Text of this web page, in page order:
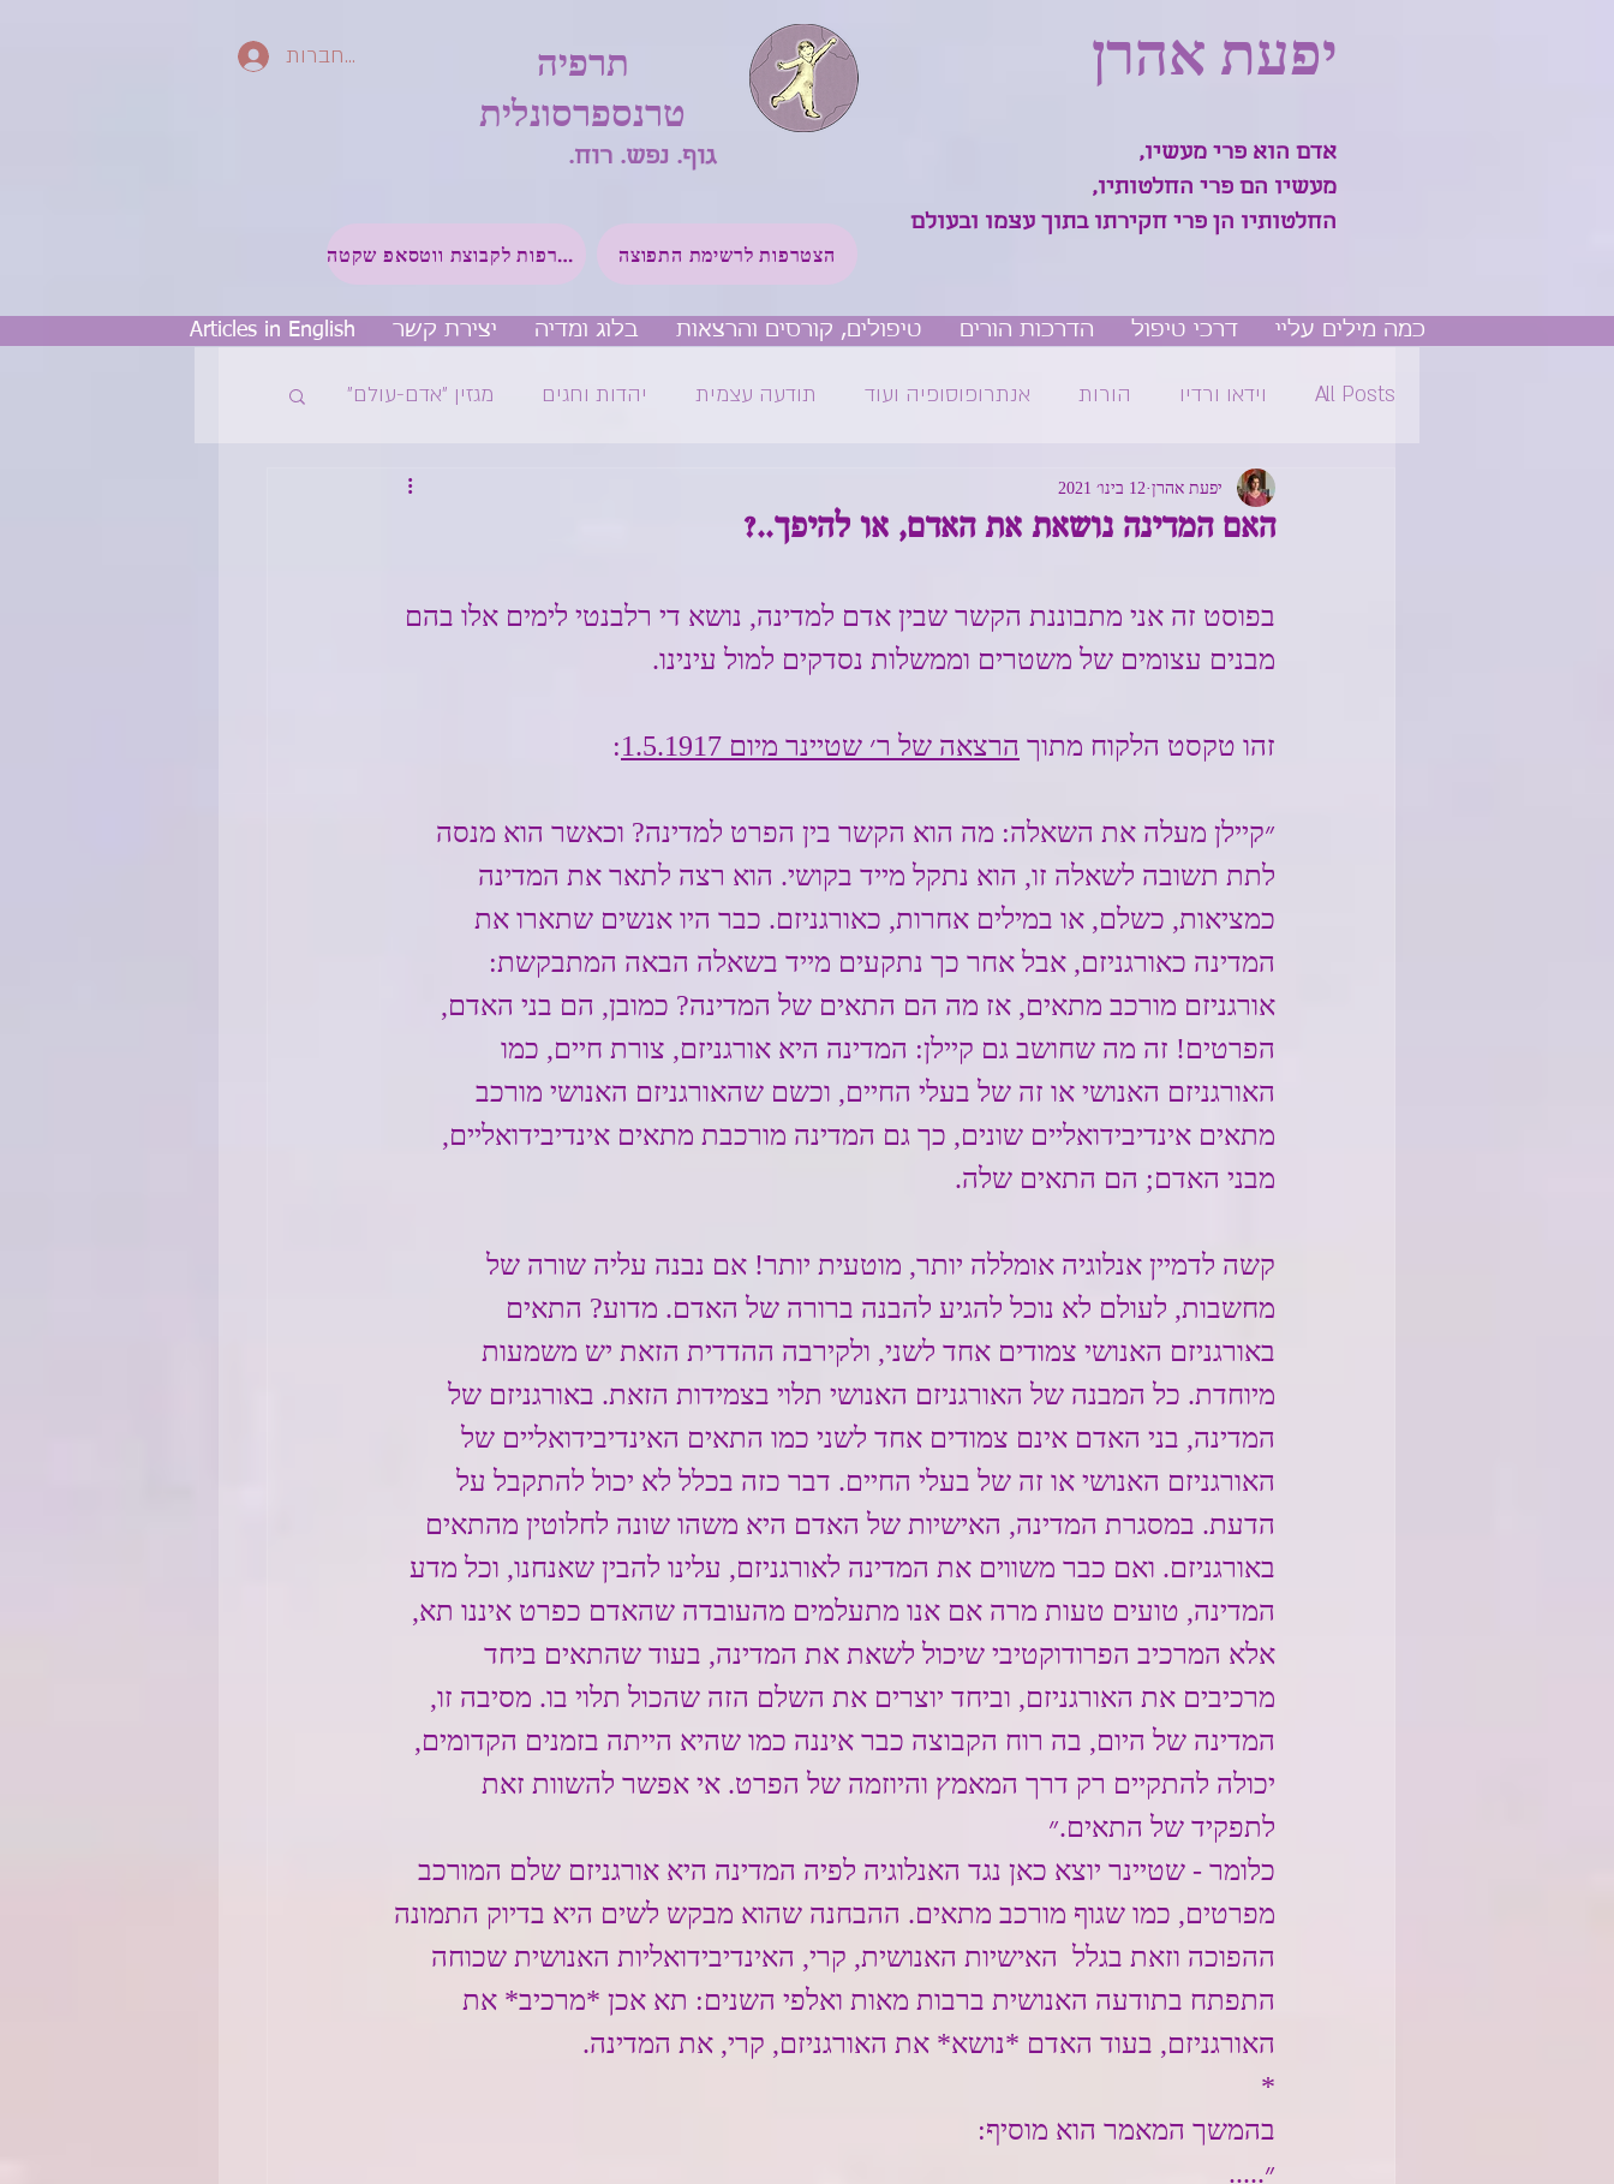
להתחברות
תרפיה
טרנספרסונלית
גוף. נפש. רוח.
הצטרפות לקבוצת ווטסאפ שקטה הצטרפות לרשימת התפוצה
יפעת אהרן
אדם הוא פרי מעשיו,
מעשיו הם פרי החלטותיו,
החלטותיו הן פרי חקירתו בתוך עצמו ובעולם
כמה מילים עליי דרכי טיפול הדרכות הורים טיפולים, קורסים והרצאות בלוג ומדיה יצירת קשר Articles in English
All Posts וידאו ורדיו הורות אנתרופוסופיה ועוד תודעה עצמית יהדות וחגים מגזין ״אדם-עולם״
האם המדינה נושאת את האדם, או להיפך..?
יפעת אהרן 12 בינו׳ 2021
בפוסט זה אני מתבוננת הקשר שבין אדם למדינה, נושא די רלבנטי לימים אלו בהם
מבנים עצומים של משטרים וממשלות נסדקים למול עינינו.
זהו טקסט הלקוח מתוך הרצאה של ר׳ שטיינר מיום 1.5.1917 :
״קיילן מעלה את השאלה: מה הוא הקשר בין הפרט למדינה? וכאשר הוא מנסה
לתת תשובה לשאלה זו, הוא נתקל מייד בקושי. הוא רצה לתאר את המדינה
כמציאות, כשלם, או במילים אחרות, כאורגניזם. כבר היו אנשים שתארו את
המדינה כאורגניזם, אבל אחר כך נתקעים מייד בשאלה הבאה המתבקשת:
אורגניזם מורכב מתאים, אז מה הם התאים של המדינה? כמובן, הם בני האדם,
הפרטים! זה מה שחושב גם קיילן: המדינה היא אורגניזם, צורת חיים, כמו
האורגניזם האנושי או זה של בעלי החיים, וכשם שהאורגניזם האנושי מורכב
מתאים אינדיבידואליים שונים, כך גם המדינה מורכבת מתאים אינדיבידואליים,
מבני האדם; הם התאים שלה.
קשה לדמיין אנלוגיה אומללה יותר, מוטעית יותר! אם נבנה עליה שורה של
מחשבות, לעולם לא נוכל להגיע להבנה ברורה של האדם. מדוע? התאים
באורגניזם האנושי צמודים אחד לשני, ולקירבה ההדדית הזאת יש משמעות
מיוחדת. כל המבנה של האורגניזם האנושי תלוי בצמידות הזאת. באורגניזם של
המדינה, בני האדם אינם צמודים אחד לשני כמו התאים האינדיבידואליים של
האורגניזם האנושי או זה של בעלי החיים. דבר כזה בכלל לא יכול להתקבל על
הדעת. במסגרת המדינה, האישיות של האדם היא משהו שונה לחלוטין מהתאים
באורגניזם. ואם כבר משווים את המדינה לאורגניזם, עלינו להבין שאנחנו, וכל מדע
המדינה, טועים טעות מרה אם אנו מתעלמים מהעובדה שהאדם כפרט איננו תא,
אלא המרכיב הפרודוקטיבי שיכול לשאת את המדינה, בעוד שהתאים ביחד
מרכיבים את האורגניזם, וביחד יוצרים את השלם הזה שהכול תלוי בו. מסיבה זו,
המדינה של היום, בה רוח הקבוצה כבר איננה כמו שהיא הייתה בזמנים הקדומים,
יכולה להתקיים רק דרך המאמץ והיוזמה של הפרט. אי אפשר להשוות זאת
לתפקיד של התאים.״
כלומר - שטיינר יוצא כאן נגד האנלוגיה לפיה המדינה היא אורגניזם שלם המורכב
מפרטים, כמו שגוף מורכב מתאים. ההבחנה שהוא מבקש לשים היא בדיוק התמונה
ההפוכה וזאת בגלל  האישיות האנושית, קרי, האינדיבידואליות האנושית שכוחה
התפתח בתודעה האנושית ברבות מאות ואלפי השנים: תא אכן *מרכיב* את
האורגניזם, בעוד האדם *נושא* את האורגניזם, קרי, את המדינה.
*
בהמשך המאמר הוא מוסיף:
״.....